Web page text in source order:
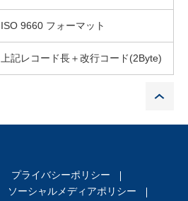
ISO 9660 フォーマット
上記レコード長＋改行コード(2Byte)
プライバシーポリシー
ソーシャルメディアポリシー